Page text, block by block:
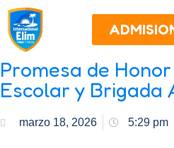
Promesa de
Escolar y Brigada
marzo 18, 2026 5:29 pm